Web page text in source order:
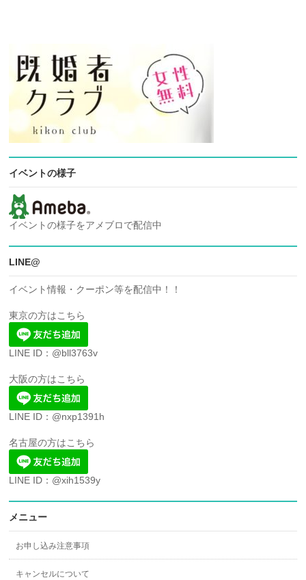
イベントの様子
イベントの様子をアメブロで配信中
LINE@
イベント情報・クーポン等を配信中！！
東京の方はこちら
LINE ID：@bll3763v
大阪の方はこちら
LINE ID：@nxp1391h
名古屋の方はこちら
LINE ID：@xih1539y
メニュー
お申し込み注意事項
キャンセルについて